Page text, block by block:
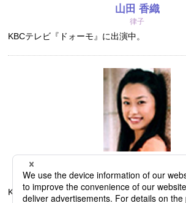
山田 香織
律子
KBCテレビ『ドォーモ』に出演中。
立花由美
KBCテレビ『アサデス。KBC』スポーツキャ